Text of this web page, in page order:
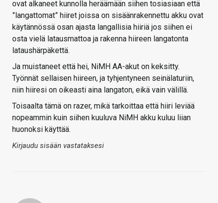
ovat alkaneet kunnolla heräämään siihen tosiasiaan että
”langattomat” hiiret joissa on sisäänrakennettu akku ovat
käytännössä osan ajasta langallisia hiiriä jos siihen ei
osta vielä latausmattoa ja rakenna hiireen langatonta
lataushärpäkettä.
Ja muistaneet että hei, NiMH AA-akut on keksitty.
Työnnät sellaisen hiireen, ja tyhjentyneen seinälaturiin,
niin hiiresi on oikeasti aina langaton, eikä vain välillä.
Toisaalta tämä on razer, mikä tarkoittaa että hiiri leviää
nopeammin kuin siihen kuuluva NiMH akku kuluu liian
huonoksi käyttää.
Kirjaudu sisään vastataksesi